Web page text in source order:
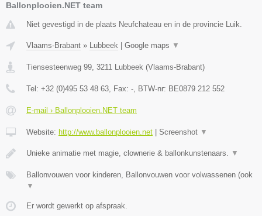
Ballonplooien.NET team
Niet gevestigd in de plaats Neufchateau en in de provincie Luik.
Vlaams-Brabant » Lubbeek Google maps ▼
Tiensesteenweg 99, 3211 Lubbeek (Vlaams-Brabant)
Tel: +32 (0)495 53 48 63, Fax: -, BTW-nr: BE0879 212 552
E-mail › Ballonplooien.NET team
Website: http://www.ballonplooien.net Screenshot ▼
Unieke animatie met magie, clownerie & ballonkunstenaars. ▼
Ballonvouwen voor kinderen, Ballonvouwen voor volwassenen (ook
▼
Er wordt gewerkt op afspraak.